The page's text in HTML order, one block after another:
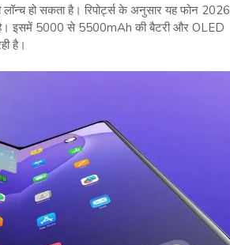
हो सकता है। रिपोर्ट्स के अनुसार यह फोन 2026
इसमें 5000 से 5500mAh की बैटरी और OLED
है।